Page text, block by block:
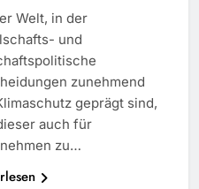
Welt, in der
und
zunehmend
geprägt sind,
auch für
zu…